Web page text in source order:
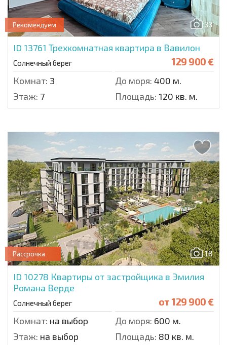
33
Рекомендуем
ID 13761 Трехкомнатная квартира в Вавилон
Солнечный берег 129 900 €
Комнат: 3 До моря: 400 м.
Этаж: 7 Площадь: 120 кв. м.
18
Рассрочка
ID 10278 Квартиры от застройщика в Эмилия
Романа Верде
Солнечный берег от129 900 €
Комнат: на выбор До моря: 600 м.
Этаж: на выбор Площадь: 80 кв. м.